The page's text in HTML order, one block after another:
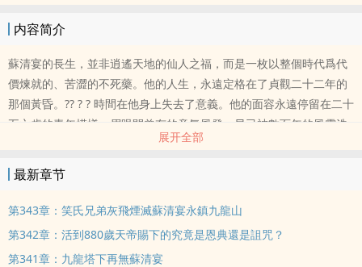
内容简介
蘇清宴的長生，並非逍遙天地的仙人之福，而是一枚以整個時代爲代
價煉就的、苦澀的不死藥。他的人生，永遠定格在了貞觀二十二年的
那個黃昏。?? ? ? 時間在他身上失去了意義。他的面容永遠停留在二十
五六歲的青年模樣，眉眼間曾有的意氣風發，早已被數百年的風霜洗
展开全部
最新章节
第343章：笑氏兄弟灰飛煙滅蘇清宴永鎮九龍山
第342章：活到880歲天帝賜下的究竟是恩典還是詛咒？
第341章：九龍塔下再無蘇清宴